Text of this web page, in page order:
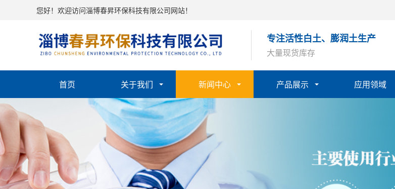
您好！欢迎访问淄博春昇环保科技有限公司网站！
专注活性白土、膨润土生产
大量现货库存
首页 关于我们 新闻中心 产品展示 应用领域